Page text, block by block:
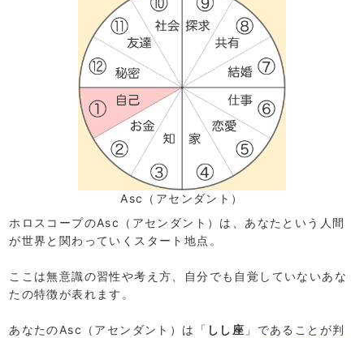
Asc（アセンダント）
ホロスコープのAsc（アセンダント）は、あなたという人間
が世界と関わっていくスタート地点。
ここは無意識の習性や考え方、自分でも自覚していないあな
たの特徴が表れます。
あなたのAsc（アセンダント）は「 しし座 」であることが判